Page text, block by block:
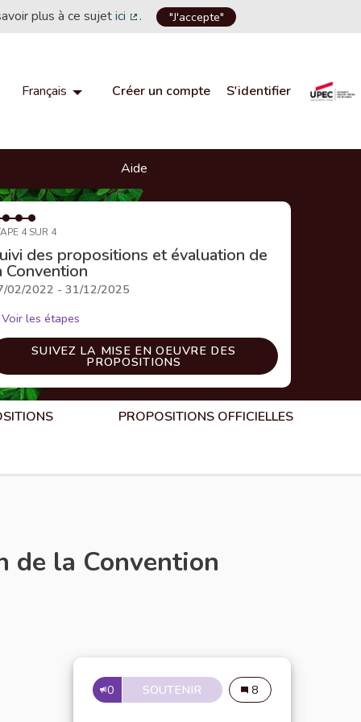
plus à ce sujetici
(Lien externe)
. "J'accepte"
Français Choisir la langueChoose language
Créer un compte S'identifier
Aide
4 SUR 4
des propositions et évaluation de
Convention
02/2022 - 31/12/2025
Voir les étapes
SUIVEZ LA MISE EN OEUVRE DES
PROPOSITIONS
PROPOSITIONS OFFICIELLES
de la Convention
0 SOUTENIR UNE PROJECTION DU
8